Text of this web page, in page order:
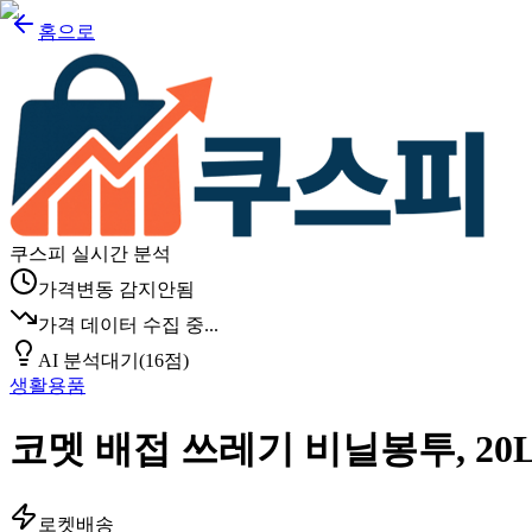
홈으로
쿠스피 실시간 분석
가격변동 감지안됨
가격 데이터 수집 중...
AI 분석대기 (16점)
생활용품
코멧 배접 쓰레기 비닐봉투,
로켓배송